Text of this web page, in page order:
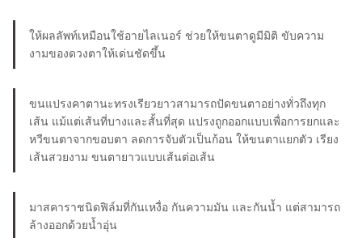
ให้ผลลัพท์เหมือนใช้อายไลเนอร์ ช่วยให้ขนตาดูมีมิติ ขับความ
งามของดวงตาให้เด่นชัดขึ้น
ขนแปรงคาตานะทรงเรียวยาวสามารถปัดขนตาอย่างทั่วถึงทุก
เส้น แม้แต่เส้นที่บางและสั้นที่สุด แปรงถูกออกแบบเพื่อการยกและ
หวีขนตาจากขอบตา ลดการจับตัวเป็นก้อน ให้ขนตาแยกตัว เรียง
เส้นสวยงาม ขนตายาวแบบเส้นต่อเส้น
มาสคาราชนิดฟิล์มที่กันเหงื่อ กันความมัน และกันน้ำ แต่สามารถ
ล้างออกด้วยน้ำอุ่น